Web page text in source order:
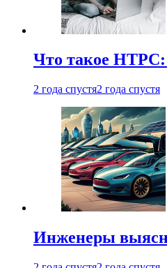
Что такое
2 года спустя2 года спустя
Инженеры